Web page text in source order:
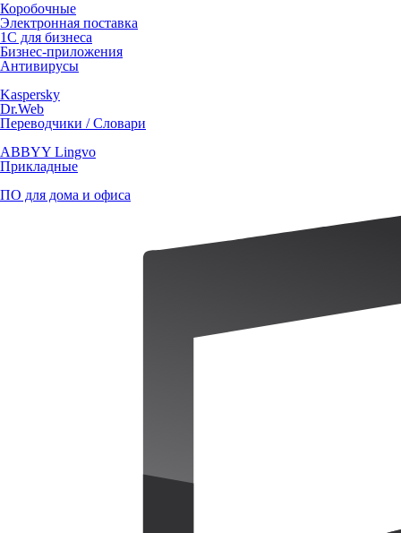
Коробочные
Электронная поставка
1С для бизнеса
Бизнес-приложения
Антивирусы
Kaspersky
Dr.Web
Переводчики / Словари
ABBYY Lingvo
Прикладные
ПО для дома и офиса